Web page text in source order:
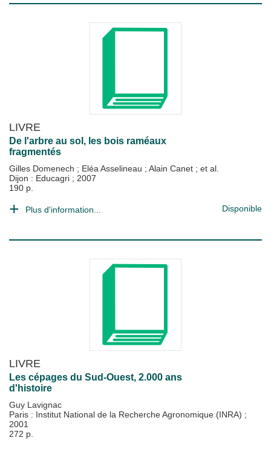
LIVRE
De l'arbre au sol, les bois raméaux
fragmentés
Gilles Domenech ; Eléa Asselineau ; Alain Canet ; et al.
Dijon : Educagri ; 2007
190 p.
Plus d'information... Disponible
LIVRE
Les cépages du Sud-Ouest, 2.000 ans
d'histoire
Guy Lavignac
Paris : Institut National de la Recherche Agronomique (INRA) ;
2001
272 p.